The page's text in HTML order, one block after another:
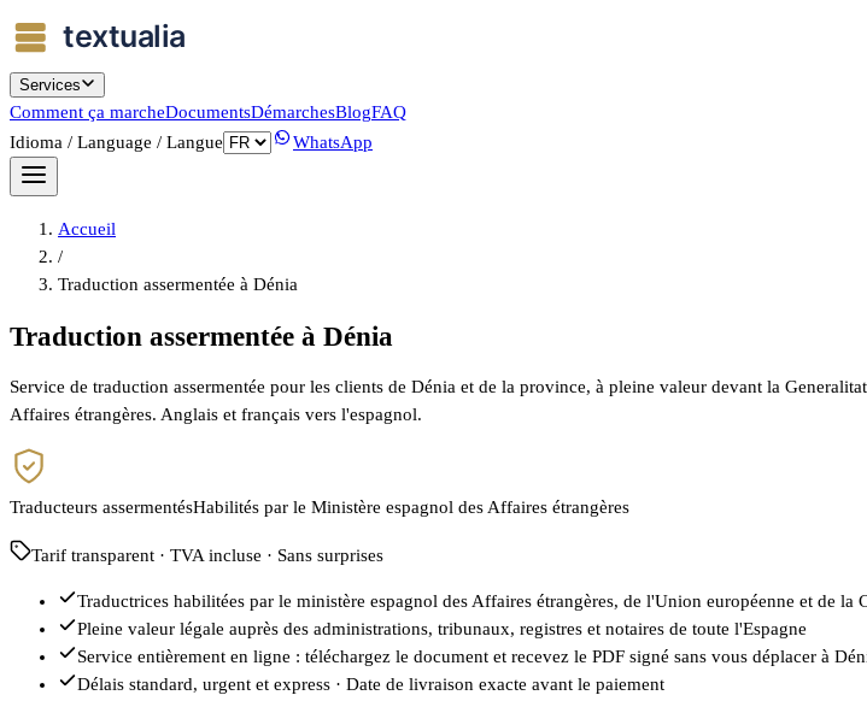
Services
Comment ça marcheDocumentsDémarchesBlogFAQ
Idioma / Language / Langue
WhatsApp
Accueil
/
Traduction assermentée à Dénia
Traduction assermentée à Dénia
Service de traduction assermentée pour les clients de Dénia et de la province, à pleine valeur devant la
Affaires étrangères. Anglais et français vers l'espagnol.
Traducteurs assermentésHabilités par le Ministère espagnol des Affaires étrangères
Tarif transparent · TVA incluse · Sans surprises
Traductrices habilitées par le ministère espagnol des Affaires étrangères, de l'Union européenne et de la
Pleine valeur légale auprès des administrations, tribunaux, registres et notaires de toute l'Espagne
Service entièrement en ligne : téléchargez le document et recevez le PDF signé sans vous déplacer à
Délais standard, urgent et express · Date de livraison exacte avant le paiement